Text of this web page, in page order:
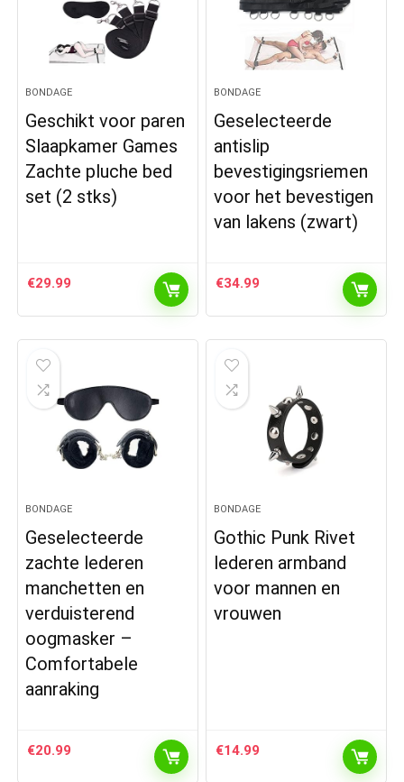
BONDAGE
Geschikt voor paren
Slaapkamer Games
Zachte pluche bed
set (2 stks)
€29.99
BONDAGE
Geselecteerde
antislip
bevestigingsriemen
voor het bevestigen
van lakens (zwart)
€34.99
BONDAGE
Geselecteerde
zachte lederen
manchetten en
verduisterend
oogmasker –
Comfortabele
aanraking
€20.99
BONDAGE
Gothic Punk Rivet
lederen armband
voor mannen en
vrouwen
€14.99